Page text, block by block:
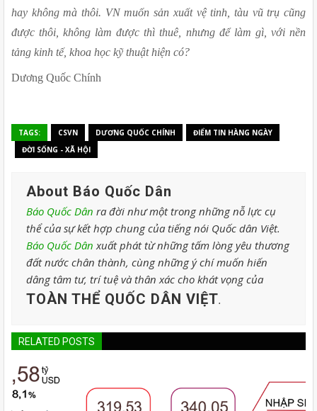
hay không mà thôi. VN muốn sản xuất vệ tinh, tàu vũ trụ cũng
được thôi, không làm được thì thuê, nhưng để làm gì, với nền
tảng kinh tế, khoa học kỹ thuật hiện có?
Dương Quốc Chính
TAGS: CSVN DƯƠNG QUỐC CHÍNH
ĐIỂM TIN HÀNG NGÀY
ĐỜI SỐNG - XÃ HỘI
About Báo Quốc Dân
Báo Quốc Dân ra đời như một trong những nỗ lực cụ
thể của sự kết hợp chung của tiếng nói Quốc dân Việt.
Báo Quốc Dân xuất phát từ những tấm lòng yêu thương
đất nước chân thành, cùng những ý chí muốn hiến
dâng tâm tư, trí tuệ và thân xác cho khát vọng của
TOÀN THỂ QUỐC DÂN VIỆT.
RELATED POSTS